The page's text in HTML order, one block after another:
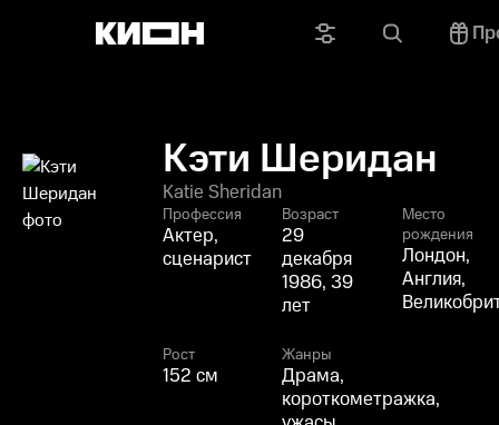
Кэти Шеридан
Katie Sheridan
Профессия
Актер,
сценарист
Возраст
29
декабря
1986, 39
лет
Место
рождения
Лондон,
Англия,
Рост
152 см
Жанры
Драма,
короткометражка,